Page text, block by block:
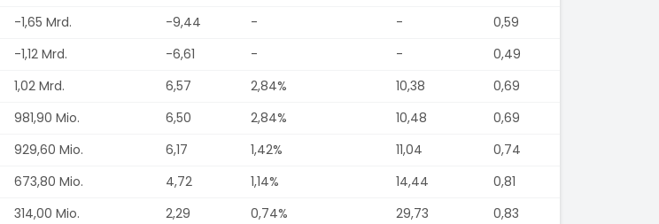
-1,65 Mrd. -9,44 - -
0,59
-1,12 Mrd. -6,61 - -
0,49
1,02 Mrd. 6,57 2,84% 10,38
0,69
981,90 Mio. 6,50 2,84% 10,48
0,69
929,60 Mio. 6,17 1,42% 11,04
0,74
673,80 Mio. 4,72 1,14% 14,44
0,81
314,00 Mio. 2,29 0,74% 29,73
0,83